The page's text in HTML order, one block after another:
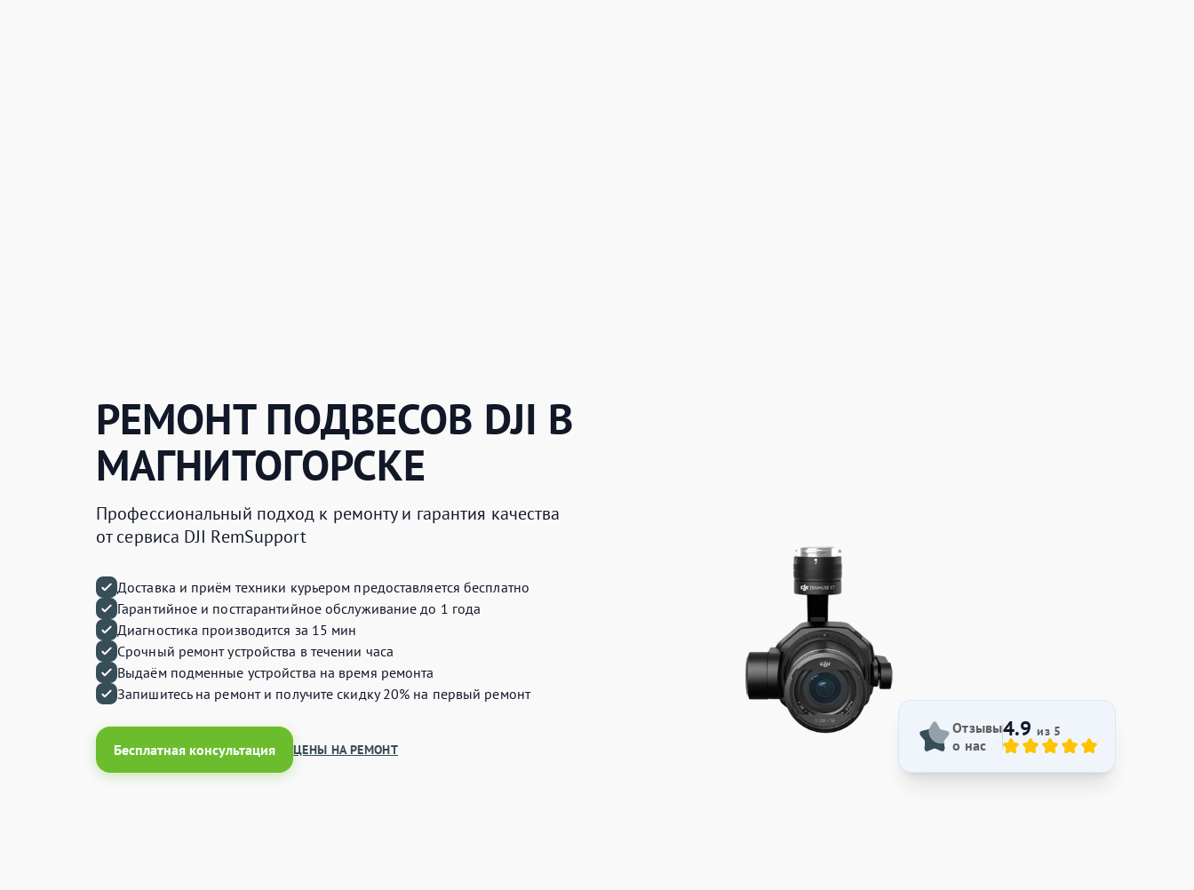
РЕМОНТ ПОДВЕСОВ DJI В
МАГНИТОГОРСКЕ
Профессиональный подход к ремонту и гарантия качества
от сервиса DJI RemSupport
Доставка и приём техники курьером предоставляется бесплатно
Гарантийное и постгарантийное обслуживание до 1 года
Диагностика производится за 15 мин
Срочный ремонт устройства в течении часа
Выдаём подменные устройства на время ремонта
Запишитесь на ремонт и получитескидку 20% на первый ремонт
Бесплатная консультация ЦЕНЫ НА РЕМОНТ
Отзывы
о нас
4.9из 5